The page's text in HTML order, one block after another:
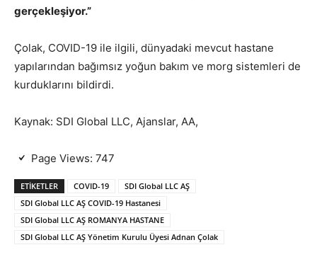
gerçekleşiyor.”
Çolak, COVID-19 ile ilgili, dünyadaki mevcut hastane
yapılarından bağımsız yoğun bakım ve morg sistemleri de
kurduklarını bildirdi.
Kaynak: SDI Global LLC, Ajanslar, AA,
Page Views: 747
ETIKETLER COVID-19
SDI Global LLC AŞ
SDI Global LLC AŞ COVID-19 Hastanesi
SDI Global LLC AŞ ROMANYA HASTANE
SDI Global LLC AŞ Yönetim Kurulu Üyesi Adnan Çolak